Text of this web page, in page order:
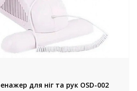
для ніг та рук OSD-002